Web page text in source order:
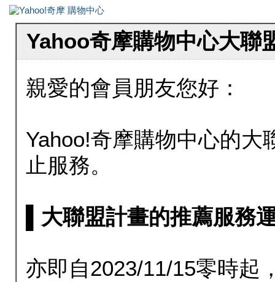
Yahoo奇摩購物中心大聯
親愛的會員朋友您好：
Yahoo!奇摩購物中心的大
止服務。
▌大聯盟計畫的推薦服務
亦即自2023/11/15零時起